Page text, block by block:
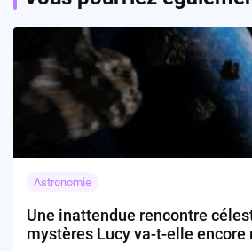
Astronomie
Une inattendue rencontre
mystères Lucy va-t-elle encore